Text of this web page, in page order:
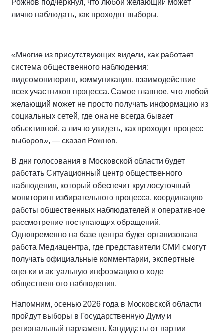
Рожнов подчеркнул, что любой желающий может
лично наблюдать, как проходят выборы.
«Многие из присутствующих видели, как работает
система общественного наблюдения:
видеомониторинг, коммуникация, взаимодействие
всех участников процесса. Самое главное, что любой
желающий может не просто получать информацию из
социальных сетей, где она не всегда бывает
объективной, а лично увидеть, как проходит процесс
выборов», — сказал Рожнов.
В дни голосования в Московской области будет
работать Ситуационный центр общественного
наблюдения, который обеспечит круглосуточный
мониторинг избирательного процесса, координацию
работы общественных наблюдателей и оперативное
рассмотрение поступающих обращений.
Одновременно на базе центра будет организована
работа Медиацентра, где представители СМИ смогут
получать официальные комментарии, экспертные
оценки и актуальную информацию о ходе
общественного наблюдения.
Напомним, осенью 2026 года в Московской области
пройдут выборы в Государственную Думу и
региональный парламент. Кандидаты от партии